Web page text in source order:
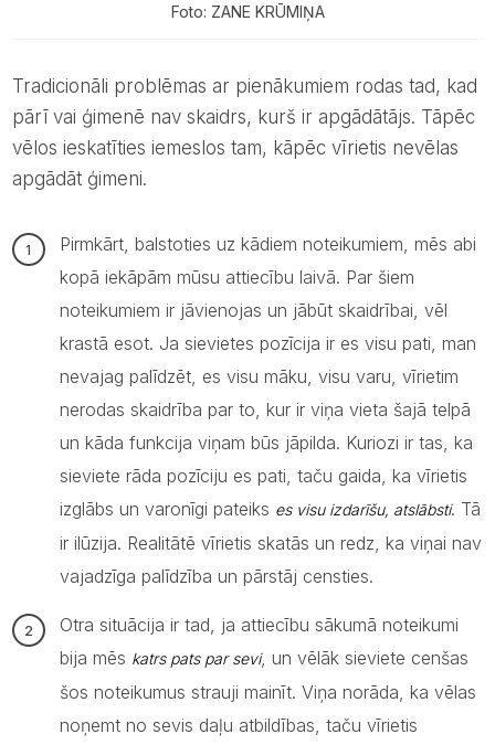
Foto: ZANE KRŪMIŅA
Tradicionāli problēmas ar pienākumiem rodas tad, kad
pārī vai ģimenē nav skaidrs, kurš ir apgādātājs. Tāpēc
vēlos ieskatīties iemeslos tam, kāpēc vīrietis nevēlas
apgādāt ģimeni.
Pirmkārt, balstoties uz kādiem noteikumiem, mēs abi
kopā iekāpām mūsu attiecību laivā. Par šiem
noteikumiem ir jāvienojas un jābūt skaidrībai, vēl
krastā esot. Ja sievietes pozīcija ir es visu pati, man
nevajag palīdzēt, es visu māku, visu varu, vīrietim
nerodas skaidrība par to, kur ir viņa vieta šajā telpā
un kāda funkcija viņam būs jāpilda. Kuriozi ir tas, ka
sieviete rāda pozīciju es pati, taču gaida, ka vīrietis
izglābs un varonīgi pateiks es visu izdarīšu, atslābsti. Tā
ir ilūzija. Realitātē vīrietis skatās un redz, ka viņai nav
vajadzīga palīdzība un pārstāj censties.
Otra situācija ir tad, ja attiecību sākumā noteikumi
bija mēs katrs pats par sevi, un vēlāk sieviete cenšas
šos noteikumus strauji mainīt. Viņa norāda, ka vēlas
noņemt no sevis daļu atbildības, taču vīrietis